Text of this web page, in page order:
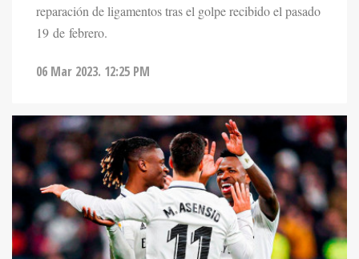
reparación de ligamentos tras el golpe recibido el pasado
19 de febrero.
06 Mar 2023. 12:25 PM